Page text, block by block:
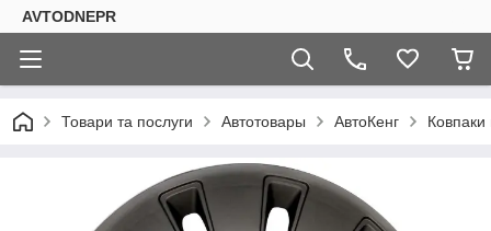
AVTODNEPR
Товари та послуги Автотовары АвтоКенг Ковпаки